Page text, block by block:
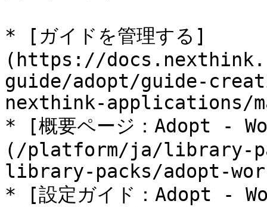
* [ガイドを管理する]
(https://
guide/adopt/guide-
nexthink-applications/
* [概要ページ：Adopt -
(/platform/ja/library-
library-packs/adopt-
* [設定ガイド：Adopt -